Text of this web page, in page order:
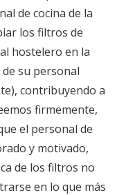
de cocina de la
los filtros de
hostelero en la
su personal
contribuyendo a
firmemente,
el personal de
y motivado,
de los filtros no
en lo que más